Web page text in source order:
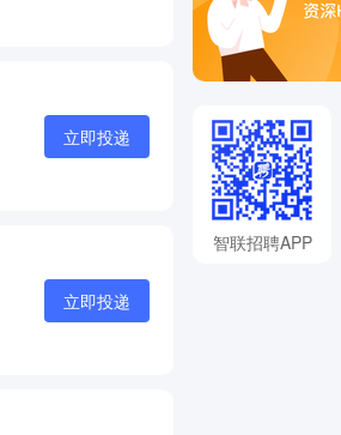
立即投递
立即投递
智联招聘APP